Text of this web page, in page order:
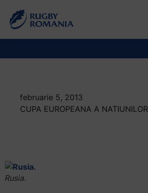
in
Accessibility
screen
februarie 5, 2013
CUPA EUROPEANA A NATIUNILOR
Rusia.